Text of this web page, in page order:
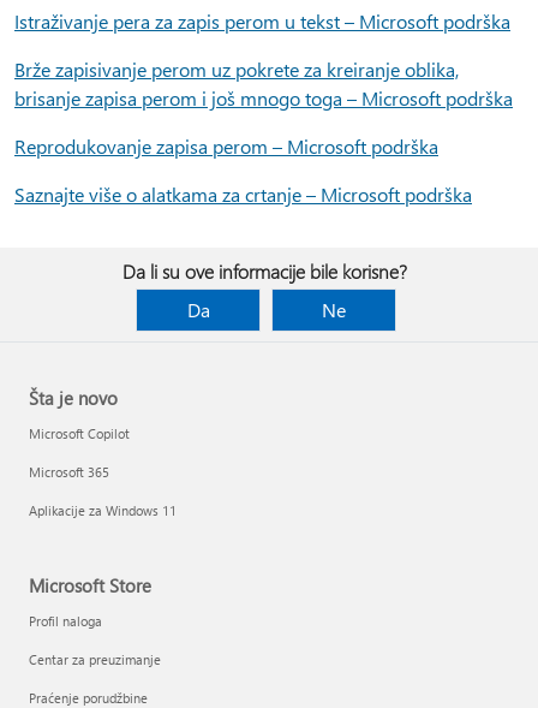
Istraživanje pera za zapis perom u tekst – Microsoft podrška
Brže zapisivanje perom uz pokrete za kreiranje oblika,
brisanje zapisa perom i još mnogo toga – Microsoft podrška
Reprodukovanje zapisa perom – Microsoft podrška
Saznajte više o alatkama za crtanje – Microsoft podrška
Da li su ove informacije bile korisne?
Da
Ne
Šta je novo
Microsoft Copilot
Microsoft 365
Aplikacije za Windows 11
Microsoft Store
Profil naloga
Centar za preuzimanje
Praćenje porudžbine